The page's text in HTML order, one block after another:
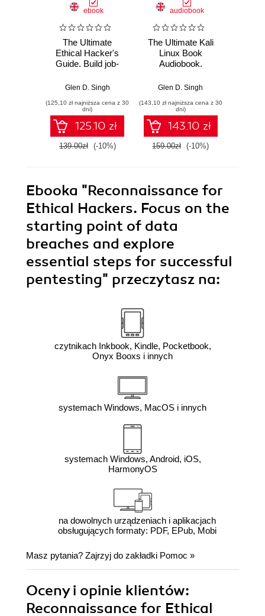
ebook
The Ultimate
Ethical Hacker's
Guide. Build job-
hands-on labs in
IoT/OT, and
professional
reporting
Glen D. Singh
(125,10 zł najniższa cena z 30
dni)
125.10 zł
139.00zł (-10%)
audiobook
The Ultimate Kali
Linux Book
Audiobook.
penetration testing
Metasploit,
Aircrack-ng, and
Empire
Glen D. Singh
(143,10 zł najniższa cena z 30
dni)
143.10 zł
159.00zł (-10%)
Ebooka "Reconnaissance for
Ethical Hackers. Focus on the
starting point of data
breaches and explore
essential steps for successful
pentesting" przeczytasz na:
czytnikach Inkbook, Kindle, Pocketbook,
Onyx Booxs i innych
systemach Windows, MacOS i innych
systemach Windows, Android, iOS,
HarmonyOS
na dowolnych urządzeniach i aplikacjach
obsługujących formaty: PDF, EPub, Mobi
Masz pytania? Zajrzyj do zakładki Pomoc »
Oceny i opinie klientów:
Reconnaissance for Ethical